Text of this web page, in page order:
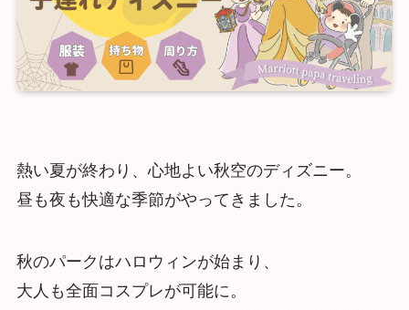
熱い夏が終わり、心地よい秋空のディズニー。
昼も夜も快適な季節がやってきました。
秋のパークはハロウィンが始まり、
大人も全面コスプレが可能に。